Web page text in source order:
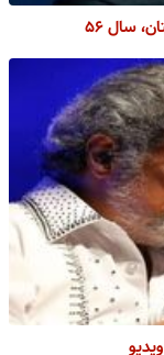
سال ۵۶